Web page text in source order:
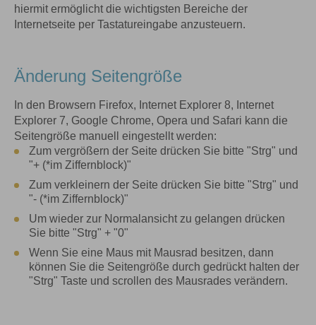
hiermit ermöglicht die wichtigsten Bereiche der
Internetseite per Tastatureingabe anzusteuern.
Änderung Seitengröße
In den Browsern Firefox, Internet Explorer 8, Internet
Explorer 7, Google Chrome, Opera und Safari kann die
Seitengröße manuell eingestellt werden:
Zum vergrößern der Seite drücken Sie bitte "Strg" und
"+ (*im Ziffernblock)"
Zum verkleinern der Seite drücken Sie bitte "Strg" und
"- (*im Ziffernblock)"
Um wieder zur Normalansicht zu gelangen drücken
Sie bitte "Strg" + "0"
Wenn Sie eine Maus mit Mausrad besitzen, dann
können Sie die Seitengröße durch gedrückt halten der
"Strg" Taste und scrollen des Mausrades verändern.